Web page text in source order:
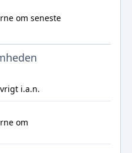
om seneste
i.a.n.
om